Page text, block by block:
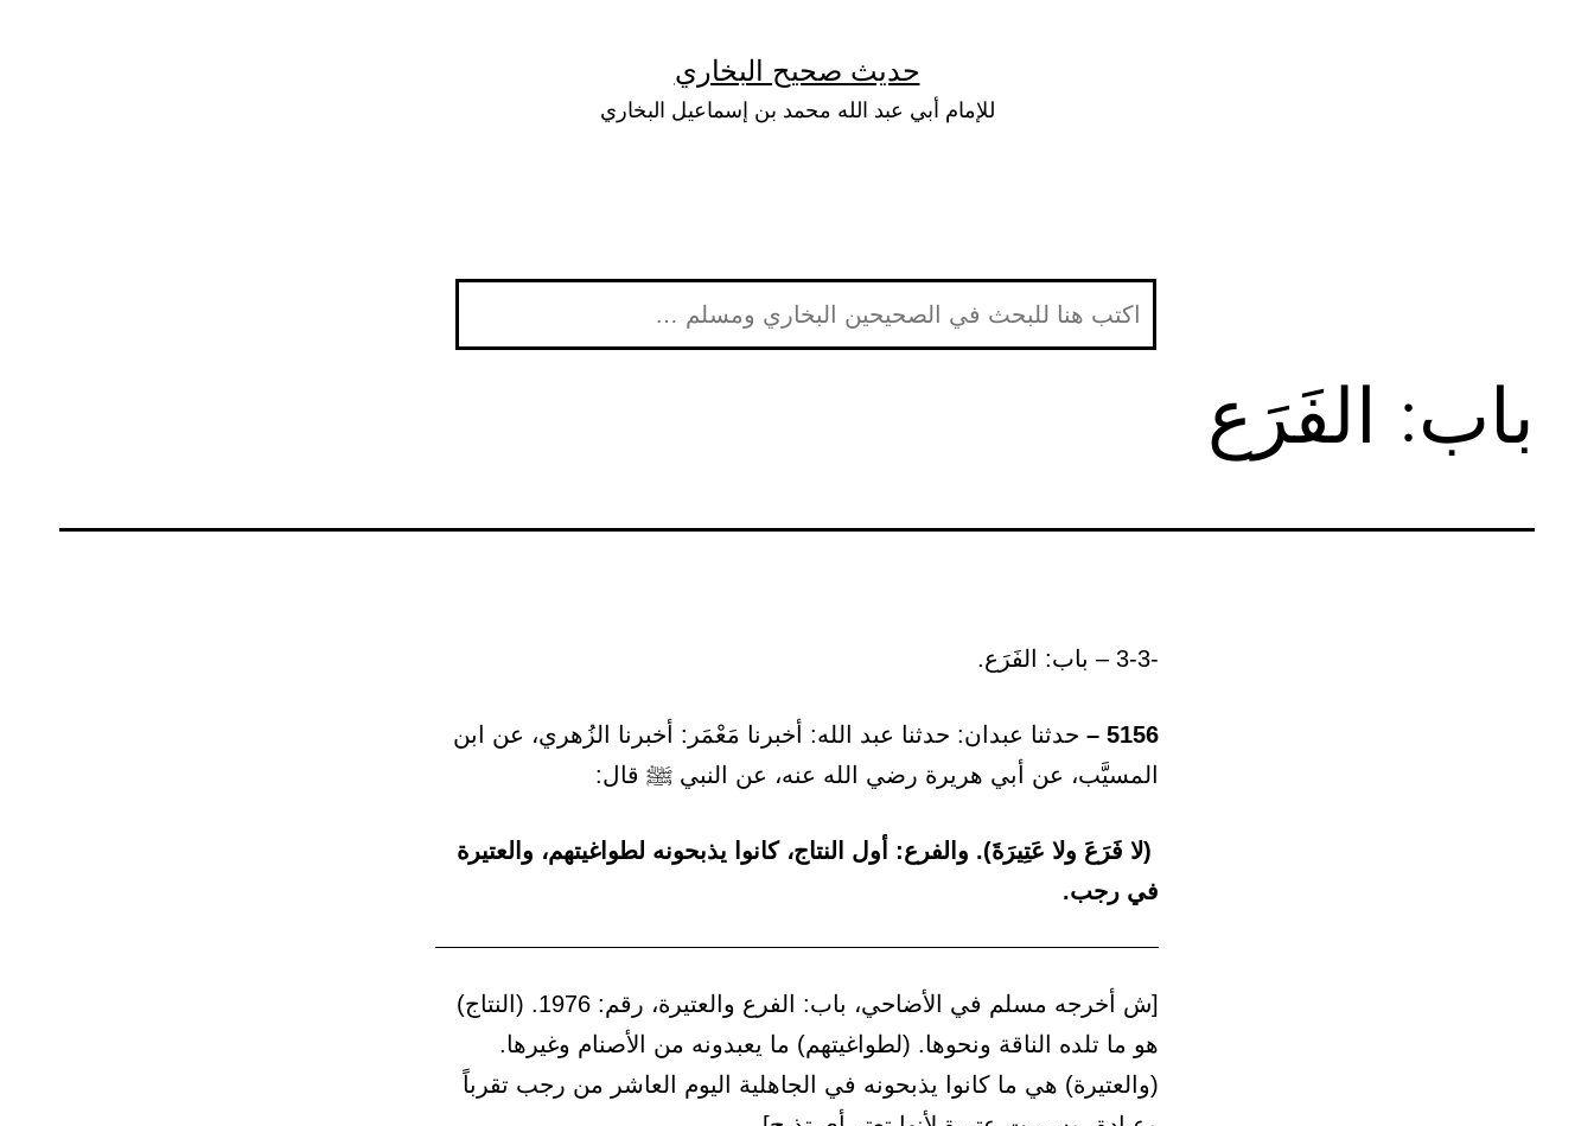
حديث صحيح البخاري
للإمام أبي عبد الله محمد بن إسماعيل البخاري
باب: الفَرَع
-3-3 – باب: الفَرَع.
5156 –
حدثنا عبدان: حدثنا عبد الله: أخبرنا مَعْمَر: أخبرنا الزُهري، عن ابن
المسيَّب، عن أبي هريرة رضي الله عنه، عن النبي ﷺ قال:
(لا فَرَعَ ولا عَتِيرَةَ). والفرع: أول النتاج، كانوا يذبحونه لطواغيتهم، والعتيرة
في رجب.
[ش أخرجه مسلم في الأضاحي، باب: الفرع والعتيرة، رقم: 1976. (النتاج)
هو ما تلده الناقة ونحوها. (لطواغيتهم) ما يعبدونه من الأصنام وغيرها.
(والعتيرة) هي ما كانوا يذبحونه في الجاهلية اليوم العاشر من رجب تقرباً